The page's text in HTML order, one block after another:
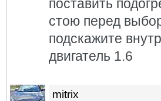
поставить
стою перед
подскажите
двигатель 1.6
mitrix